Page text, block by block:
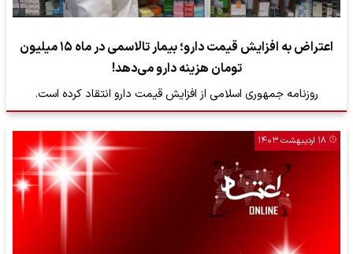
اعتراض به افزایش قیمت دارو؛ بیمار تالاسمی در ماه ۱۵ میلیون
تومان هزینه دارو می‌دهد!
روزنامه جمهوری اسلامی از افزایش قیمت دارو انتقاد کرده است.
۱۸ اردیبهشت ۱۴۰۳